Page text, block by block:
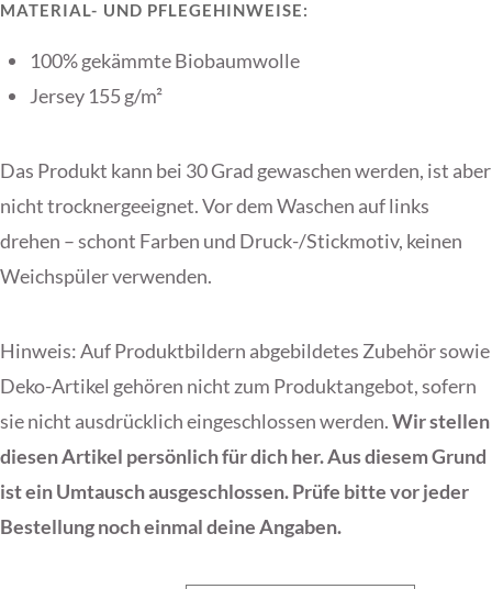
MATERIAL- UND PFLEGEHINWEISE:
100% gekämmte Biobaumwolle
Jersey 155 g/m²
Das Produkt kann bei 30 Grad gewaschen werden, ist aber
nicht trocknergeeignet. Vor dem Waschen auf links
drehen – schont Farben und Druck-/Stickmotiv, keinen
Weichspüler verwenden.
Hinweis: Auf Produktbildern abgebildetes Zubehör sowie
Deko-Artikel gehören nicht zum Produktangebot, sofern
sie nicht ausdrücklich eingeschlossen werden.Wir stellen
diesen Artikel persönlich für dich her. Aus diesem Grund
ist ein Umtausch ausgeschlossen. Prüfe bitte vor jeder
Bestellung noch einmal deine Angaben.